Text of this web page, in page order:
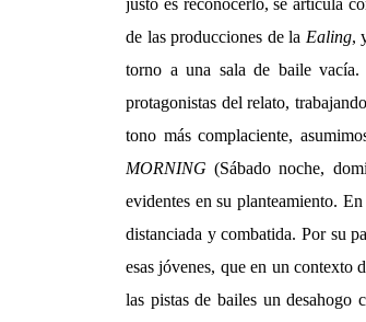
justo es reconocerlo, se articula
de las producciones de la Ealing,
torno a una sala de baile
protagonistas del relato,
tono más complaciente,
MORNING (Sábado noche,
evidentes en su planteamiento.
distanciada y combatida. Por su
esas jóvenes, que en un contexto
las pistas de bailes un